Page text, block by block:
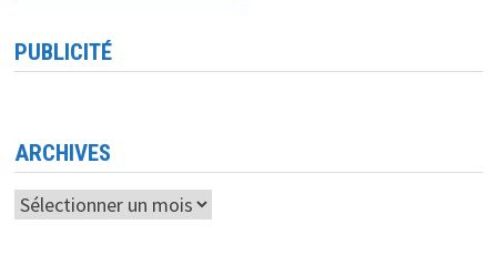
PUBLICITÉ
ARCHIVES
Archives